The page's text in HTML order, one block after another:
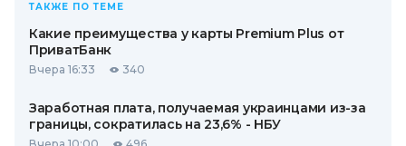
ТАКЖЕ ПО ТЕМЕ
Какие преимущества у карты Premium Plus от
ПриватБанк
Вчера 16:33 340
Заработная плата, получаемая украинцами из-за
границы, сократилась на 23,6% - НБУ